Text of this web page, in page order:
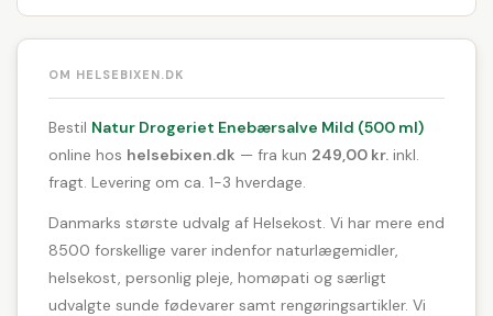
OM HELSEBIXEN.DK
Bestil Natur Drogeriet Enebærsalve Mild (500 ml)
online hos helsebixen.dk — fra kun 249,00 kr. inkl.
fragt. Levering om ca. 1-3 hverdage.
Danmarks største udvalg af Helsekost. Vi har mere end
8500 forskellige varer indenfor naturlægemidler,
helsekost, personlig pleje, homøpati og særligt
udvalgte sunde fødevarer samt rengøringsartikler. Vi